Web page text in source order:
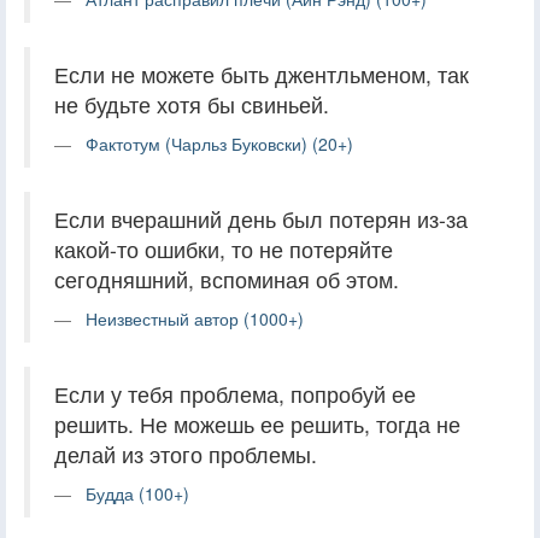
Если не можете быть джентльменом, так
не будьте хотя бы свиньей.
Фактотум (Чарльз Буковски) (20+)
Если вчерашний день был потерян из-за
какой-то ошибки, то не потеряйте
сегодняшний, вспоминая об этом.
Неизвестный автор (1000+)
Если у тебя проблема, попробуй ее
решить. Не можешь ее решить, тогда не
делай из этого проблемы.
Будда (100+)